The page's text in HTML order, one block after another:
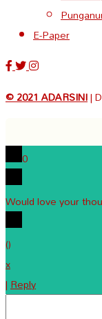
E-Paper
© 2021 ADARSINI|
0
Would love your
()
x
|Reply